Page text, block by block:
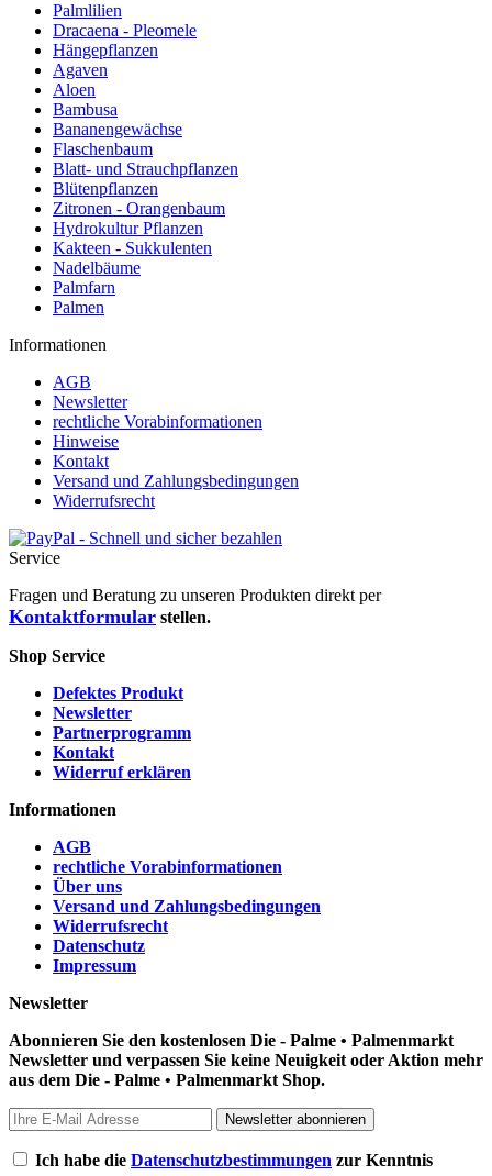
Palmlilien
Dracaena - Pleomele
Hängepflanzen
Agaven
Aloen
Bambusa
Bananengewächse
Flaschenbaum
Blatt- und Strauchpflanzen
Blütenpflanzen
Zitronen - Orangenbaum
Hydrokultur Pflanzen
Kakteen - Sukkulenten
Nadelbäume
Palmfarn
Palmen
Informationen
AGB
Newsletter
rechtliche Vorabinformationen
Hinweise
Kontakt
Versand und Zahlungsbedingungen
Widerrufsrecht
Service
Fragen und Beratung zu unseren Produkten direkt per
Kontaktformular stellen.
Shop Service
Defektes Produkt
Newsletter
Partnerprogramm
Kontakt
Widerruf erklären
Informationen
AGB
rechtliche Vorabinformationen
Über uns
Versand und Zahlungsbedingungen
Widerrufsrecht
Datenschutz
Impressum
Newsletter
Abonnieren Sie den kostenlosen Die - Palme • Palmenmarkt
Newsletter und verpassen Sie keine Neuigkeit oder Aktion mehr
aus dem Die - Palme • Palmenmarkt Shop.
Newsletter abonnieren
Ich habe die Datenschutzbestimmungen zur Kenntnis